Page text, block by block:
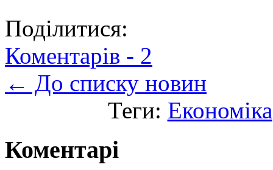
Поділитися:
Коментарів - 2
← До списку новин
Теги: Економіка
Коментарі